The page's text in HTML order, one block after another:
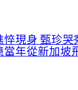
現身 甄珍哭
年從新加坡